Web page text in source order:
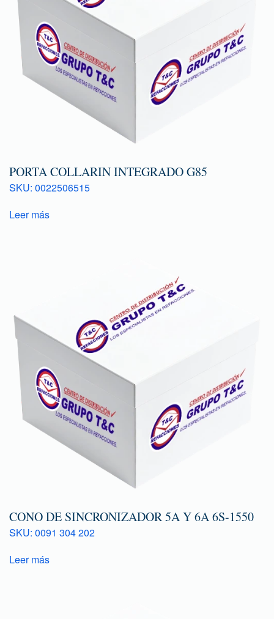
PORTA COLLARIN INTEGRADO G85
SKU: 0022506515
Leer más
CONO DE SINCRONIZADOR 5A Y 6A 6S-1550
SKU: 0091 304 202
Leer más